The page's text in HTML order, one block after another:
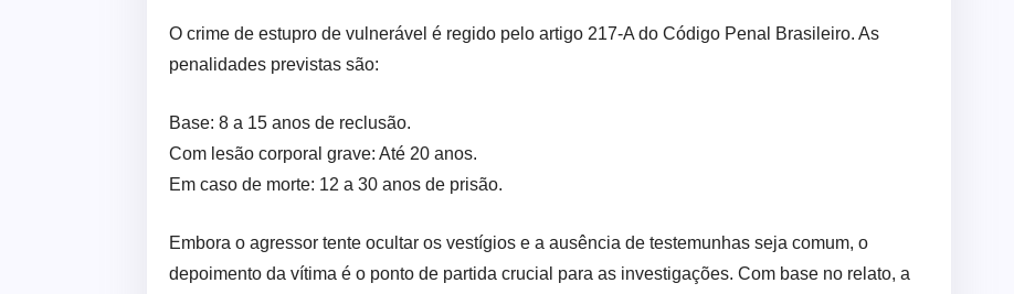
O crime de estupro de vulnerável é regido pelo artigo 217-A do Código Penal Brasileiro. As
penalidades previstas são:
Base: 8 a 15 anos de reclusão.
Com lesão corporal grave: Até 20 anos.
Em caso de morte: 12 a 30 anos de prisão.
Embora o agressor tente ocultar os vestígios e a ausência de testemunhas seja comum, o
depoimento da vítima é o ponto de partida crucial para as investigações. Com base no relato, a